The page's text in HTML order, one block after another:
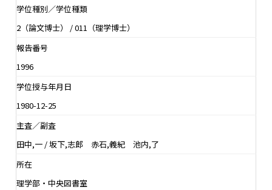
学位種別／学位種類
2（論文博士） / 011（理学博士）
報告番号
1996
学位授与年月日
1980-12-25
主査／副査
田中,一 / 坂下,志郎 赤石,義紀 池内,了
所在
理学部・中央図書室